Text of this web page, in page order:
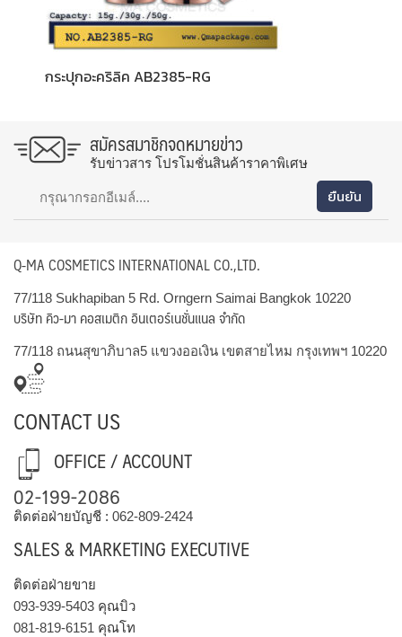
กระปุกอะคริลิค AB2385-RG
สมัครสมาชิกจดหมายข่าว
รับข่าวสาร โปรโมชั่นสินค้าราคาพิเศษ
Q-MA COSMETICS INTERNATIONAL CO.,LTD.
77/118 Sukhapiban 5 Rd. Orngern Saimai Bangkok 10220
บริษัท คิว-มา คอสเมติก อินเตอร์เนชั่นแนล จำกัด
77/118 ถนนสุขาภิบาล5 แขวงออเงิน เขตสายไหม กรุงเทพฯ 10220
CONTACT US
OFFICE / ACCOUNT
02-199-2086
ติดต่อฝ่ายบัญชี : 062-809-2424
SALES & MARKETING EXECUTIVE
ติดต่อฝ่ายขาย
093-939-5403 คุณบิว
081-819-6151 คุณโท